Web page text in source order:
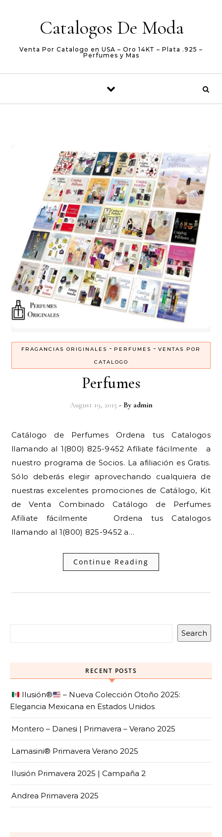
Catalogos De Moda
Venta Por Catalogo en USA – Oro 14KT – Plata .925 –
Perfumes y Mas
FRAGANCIAS ORIGINALES - PERFUMES - VENTAS POR
CATALOGO
Perfumes
August 19, 2015 - By admin
Catálogo de Perfumes Ordena tus Catalogos
llamando al 1(800) 825-9452 Afíliate fácilmente a
nuestro programa de Socios. La afiliación es Gratis.
Sólo deberás elegir aprovechando cualquiera de
nuestras excelentes promociones de Catálogo, Kit
de Venta Combinado Catálogo de Perfumes
Afíliate fácilmente Ordena tus Catalogos
llamando al 1(800) 825-9452 a…
Continue Reading
Search
RECENT POSTS
Ilusión®️
– Nueva Colección Otoño 2025:
Elegancia Mexicana en Estados Unidos
Montero – Danesi | Primavera – Verano 2025
Lamasini® Primavera Verano 2025
Ilusión Primavera 2025 | Campaña 2
Andrea Primavera 2025